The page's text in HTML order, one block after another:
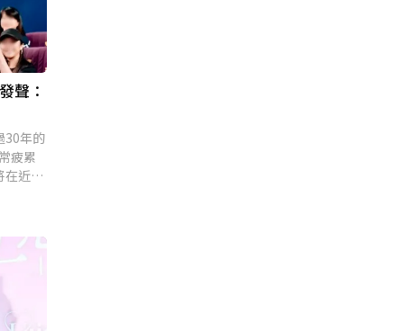
聲：
30年的
疲累
在近日